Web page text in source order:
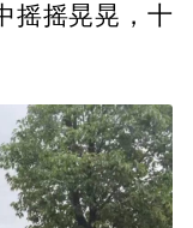
摇摇晃晃，十